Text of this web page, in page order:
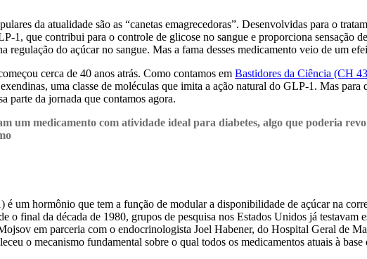
da atualidade são as “canetas emagrecedoras”. Desenvolvidas para o
1, que contribui para o controle de glicose no sangue e proporciona sensação
regulação do açúcar no sangue. Mas a fama desses medicamento veio de um
cerca de 40 anos atrás. Como contamos em Bastidores da Ciência (CH
uma classe de moléculas que imita a ação natural do GLP-1. Mas
parte da jornada que contamos agora.
um medicamento com atividade ideal para diabetes, algo que poderia
um hormônio que tem a função de modular a disponibilidade de açúcar na
o final da década de 1980, grupos de pesquisa nos Estados Unidos já
em parceria com o endocrinologista Joel Habener, do Hospital Geral de
o mecanismo fundamental sobre o qual todos os medicamentos atuais à